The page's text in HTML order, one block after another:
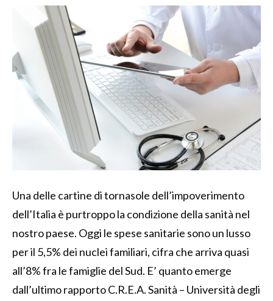
Una delle cartine di tornasole dell’impoverimento
dell’Italia è purtroppo la condizione della sanità nel
nostro paese. Oggi le spese sanitarie sono un lusso
per il 5,5% dei nuclei familiari, cifra che arriva quasi
all’8% fra le famiglie del Sud. E’ quanto emerge
dall’ultimo rapporto C.R.E.A. Sanità – Università degli